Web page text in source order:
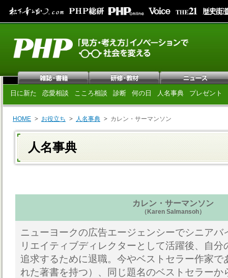
日に新た 恋愛相談 こころ相談 診断 何の日 人名事典 プレゼント
HOME お役立ち 人名事典 カレン・サーマンソン
人名事典
カレン・サーマンソン
（Karen Salmansoh）
ニューヨークの広告エージェンシーでシニアバ
リエイティブディレクターとして活躍後、自
追求するために退職。今やベストセラー作家で
れた著書を持つ）、同じ題名のベストセラーか